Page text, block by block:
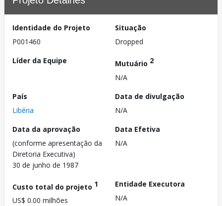
Identidade do Projeto
P001460
Situação
Dropped
Líder da Equipe
Mutuário 2
N/A
País
Libéria
Data de divulgação
N/A
Data da aprovação
(conforme apresentação da
Diretoria Executiva)
30 de junho de 1987
Data Efetiva
N/A
Custo total do projeto 1
US$ 0.00 milhões
Entidade Executora
N/A